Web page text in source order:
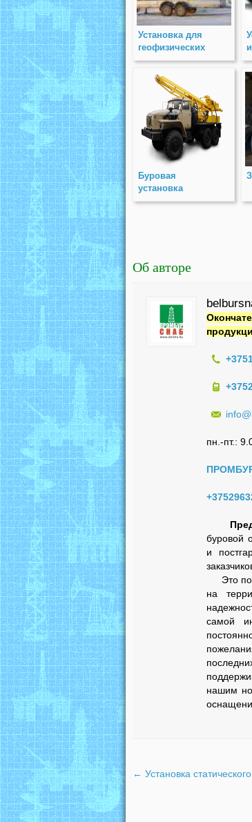
Установка для
геофизических
изысканий УБ-2П
Буровая
установка
УРБ-2Д3
Об авторе
пн.-пт.:
буровой
и
Это
на
самой
нашим
← Установка